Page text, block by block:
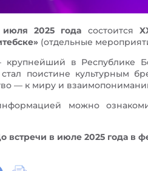
2025 года состоится
(отдельные
в Республике
поистине культурным
— к миру и
можно
встречи в июле 2025 года в